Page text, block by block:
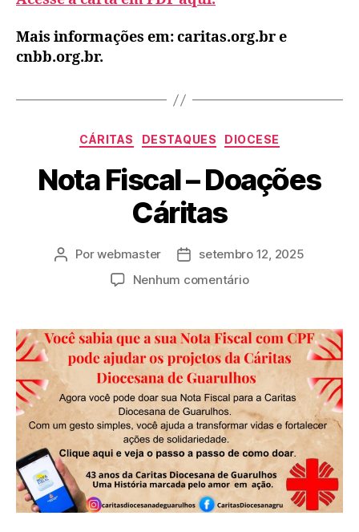
Mais informações em: caritas.org.br e
cnbb.org.br.
CÁRITAS DESTAQUES DIOCESE
Nota Fiscal – Doações
Cáritas
Porwebmaster
setembro 12, 2025
Nenhum comentário